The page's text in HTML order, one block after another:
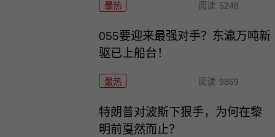
最热 阅读 5248
055要迎来最强对手？东瀛万吨新
驱已上船台！
最热 阅读 9869
特朗普对波斯下狠手，为何在黎
明前戛然而止？